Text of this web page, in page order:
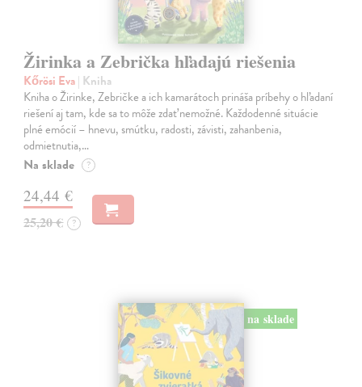
Žirinka a Zebrička hľadajú riešenia
Kőrösi Eva| Kniha
Kniha o Žirinke, Zebričke a ich kamarátoch prináša príbehy o hľadaní
riešení aj tam, kde sa to môže zdať nemožné. Každodenné situácie
plné emócií – hnevu, smútku, radosti, závisti, zahanbenia,
odmietnutia,…
Na sklade ?
24,44 €
25,20 € ?
na sklade